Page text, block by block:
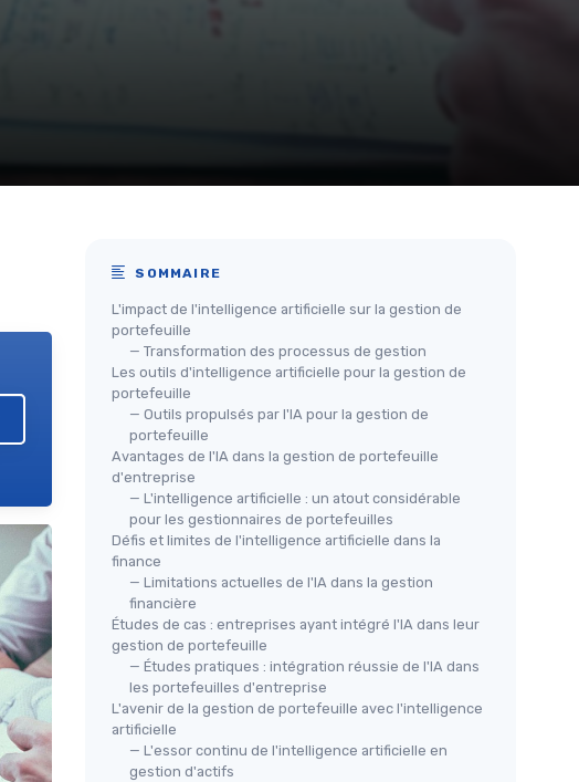
SOMMAIRE
L'impact de l'intelligence artificielle sur la gestion de
portefeuille
— Transformation des processus de gestion
Les outils d'intelligence artificielle pour la gestion de
portefeuille
— Outils propulsés par l'IA pour la gestion de
portefeuille
Avantages de l'IA dans la gestion de portefeuille
d'entreprise
— L'intelligence artificielle : un atout considérable
pour les gestionnaires de portefeuilles
Défis et limites de l'intelligence artificielle dans la
finance
— Limitations actuelles de l'IA dans la gestion
financière
Études de cas : entreprises ayant intégré l'IA dans leur
gestion de portefeuille
— Études pratiques : intégration réussie de l'IA dans
les portefeuilles d'entreprise
L'avenir de la gestion de portefeuille avec l'intelligence
artificielle
— L'essor continu de l'intelligence artificielle en
gestion d'actifs